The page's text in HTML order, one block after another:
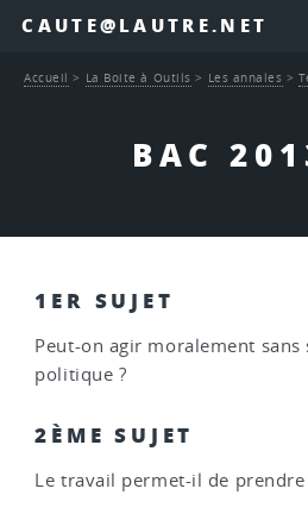
CAUTE@LAUTRE.NET
BAC
Accueil > La Boite à Outils > Les annales >
1ER SUJET
Peut-on agir moralement sans
politique ?
2ÈME SUJET
Le travail permet-il de prendre